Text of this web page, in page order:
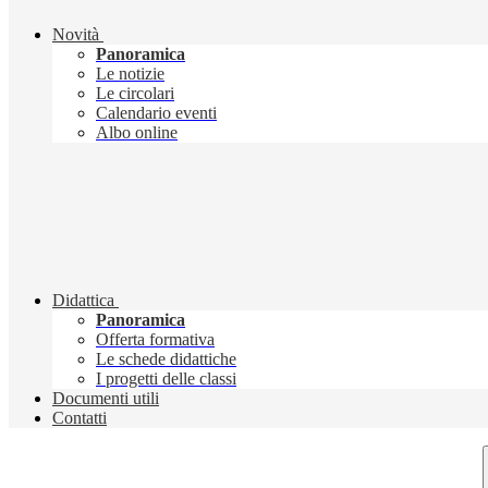
Novità
Panoramica
Le notizie
Le circolari
Calendario eventi
Albo online
Didattica
Panoramica
Offerta formativa
Le schede didattiche
I progetti delle classi
Documenti utili
Contatti